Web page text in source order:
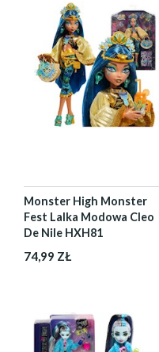
Monster High Monster
Fest Lalka Modowa Cleo
De Nile HXH81
74,99 ZŁ